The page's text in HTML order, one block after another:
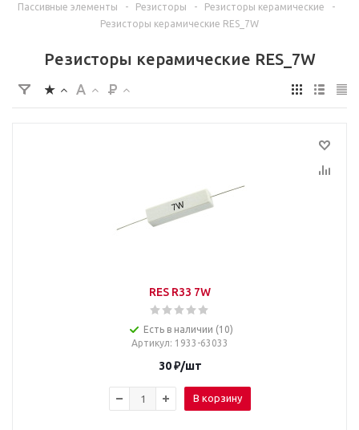
Пассивные элементы
- Резисторы - Резисторы керамические
-
Резисторы керамические RES_7W
Резисторы керамические RES_7W
RES R33 7W
Есть в наличии (10)
Артикул: 1933-63033
30₽/шт
В корзину